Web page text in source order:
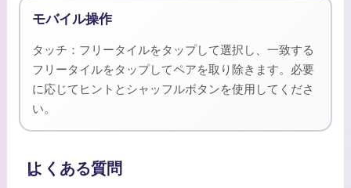
モバイル操作
タッチ：フリータイルをタップして選択し、一致する
フリータイルをタップしてペアを取り除きます。必要
に応じてヒントとシャッフルボタンを使用してくださ
い。
よくある質問